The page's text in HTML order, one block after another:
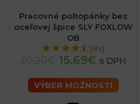
Pracovné poltopánky bez
oceľovej špice SLY FOXLOW
OB
(8x)
15.69€ s DPH
VÝBER MOŽNOSTÍ